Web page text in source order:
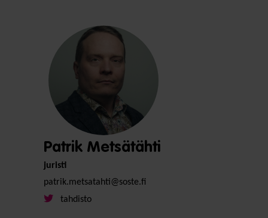
Patrik Metsätähti
juristi
patrik.metsatahti@soste.fi
tahdisto